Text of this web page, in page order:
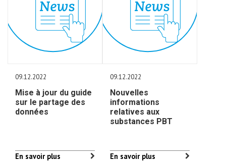
09.12.2022
Mise à jour du guide
sur le partage des
données
En savoir plus
09.12.2022
Nouvelles
informations
relatives aux
substances PBT
En savoir plus